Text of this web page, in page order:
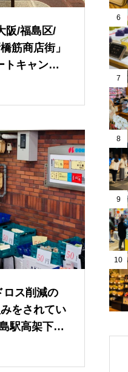
阪/福島区/
筋商店街」
トキャンペ
ロス削減の
をされてい
駅高架下O
野菜販
6
7
8
9
10